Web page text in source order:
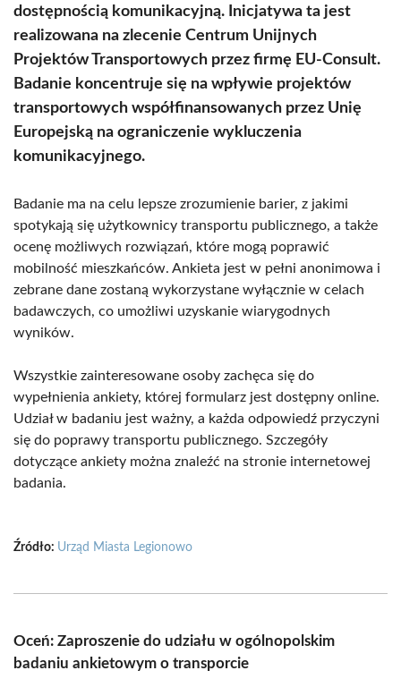
dostępnością komunikacyjną. Inicjatywa ta jest
realizowana na zlecenie Centrum Unijnych
Projektów Transportowych przez firmę EU-Consult.
Badanie koncentruje się na wpływie projektów
transportowych współfinansowanych przez Unię
Europejską na ograniczenie wykluczenia
komunikacyjnego.
Badanie ma na celu lepsze zrozumienie barier, z jakimi
spotykają się użytkownicy transportu publicznego, a także
ocenę możliwych rozwiązań, które mogą poprawić
mobilność mieszkańców. Ankieta jest w pełni anonimowa i
zebrane dane zostaną wykorzystane wyłącznie w celach
badawczych, co umożliwi uzyskanie wiarygodnych
wyników.
Wszystkie zainteresowane osoby zachęca się do
wypełnienia ankiety, której formularz jest dostępny online.
Udział w badaniu jest ważny, a każda odpowiedź przyczyni
się do poprawy transportu publicznego. Szczegóły
dotyczące ankiety można znaleźć na stronie internetowej
badania.
Źródło: Urząd Miasta Legionowo
Oceń: Zaproszenie do udziału w ogólnopolskim
badaniu ankietowym o transporcie